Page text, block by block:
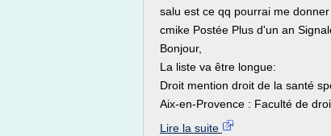
salu est ce qq pourrai me
cmike Postée Plus d'un an
Bonjour,
La liste va être longue:
Droit mention droit de la santé
Aix-en-Provence : Faculté de droit
Lire la suite